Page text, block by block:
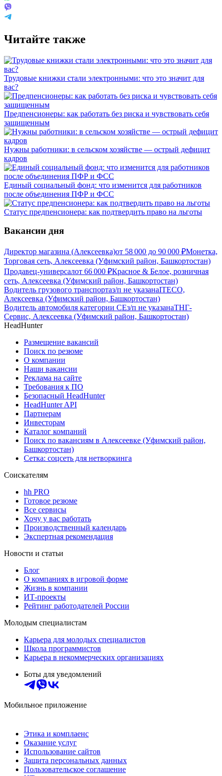
Читайте также
Трудовые книжки стали электронными: что это значит для
вас?
Предпенсионеры: как работать без риска и чувствовать себя
защищенным
Нужны работники: в сельском хозяйстве — острый дефицит
кадров
Единый социальный фонд: что изменится для работников
после объединения ПФР и ФСС
Статус предпенсионера: как подтвердить право на льготы
Вакансии дня
Директор магазина (Алексеевка)от 58 000 до 90 000 ₽Монетка,
Торговая сеть, Алексеевка (Уфимский район, Башкортостан)
Продавец-универсалот 66 000 ₽Красное & Белое, розничная
сеть, Алексеевка (Уфимский район, Башкортостан)
Водитель грузового транспортаз/п не указанаITECO,
Алексеевка (Уфимский район, Башкортостан)
Водитель автомобиля категории CЕз/п не указанаТНГ-
Сервис, Алексеевка (Уфимский район, Башкортостан)
HeadHunter
Размещение вакансий
Поиск по резюме
О компании
Наши вакансии
Реклама на сайте
Требования к ПО
Безопасный HeadHunter
HeadHunter API
Партнерам
Инвесторам
Каталог компаний
Поиск по вакансиям в Алексеевке (Уфимский район,
Башкортостан)
Сетка: соцсеть для нетворкинга
Соискателям
hh PRO
Готовое резюме
Все сервисы
Хочу у вас работать
Производственный календарь
Экспертная рекомендация
Новости и статьи
Блог
О компаниях в игровой форме
Жизнь в компании
ИТ-проекты
Рейтинг работодателей России
Молодым специалистам
Карьера для молодых специалистов
Школа программистов
Карьера в некоммерческих организациях
Боты для уведомлений
Мобильное приложение
Этика и комплаенс
Оказание услуг
Использование сайтов
Защита персональных данных
Пользовательское соглашение